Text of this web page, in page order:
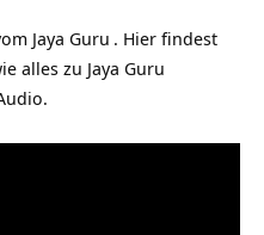
Jaya Guru . Hier findest
alles zu Jaya Guru